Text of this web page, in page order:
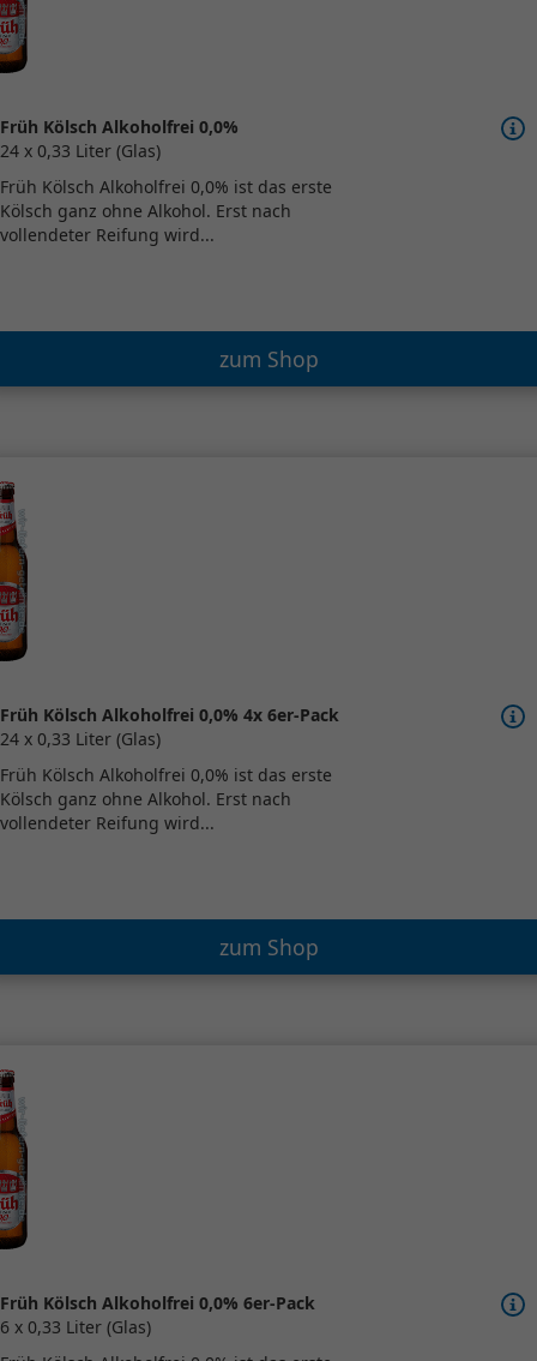
Früh Kölsch Alkoholfrei 0,0%
24 x 0,33 Liter (Glas)
Früh Kölsch Alkoholfrei 0,0% ist das erste
Kölsch ganz ohne Alkohol. Erst nach
vollendeter Reifung wird...
zum Shop
Früh Kölsch Alkoholfrei 0,0% 4x 6er-Pack
24 x 0,33 Liter (Glas)
Früh Kölsch Alkoholfrei 0,0% ist das erste
Kölsch ganz ohne Alkohol. Erst nach
vollendeter Reifung wird...
zum Shop
Früh Kölsch Alkoholfrei 0,0% 6er-Pack
6 x 0,33 Liter (Glas)